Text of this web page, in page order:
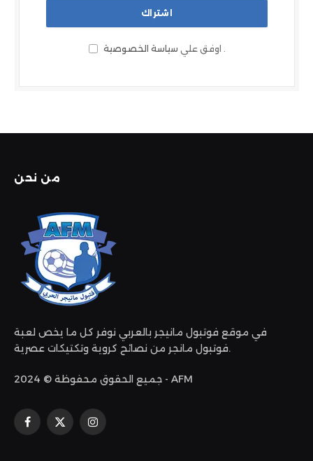
اوفق علي سياسة الخصوصية .
من نحن
في موقع فوتبول مانيجر بالعربي نوفر كل ما يخص لعبة
فوتبول مانجر من نصائح كروية وتكتيكات عصرية.
جميع الحقوق محفوظة © 2024 - AFM
فيسبوك
X
الانستغرام